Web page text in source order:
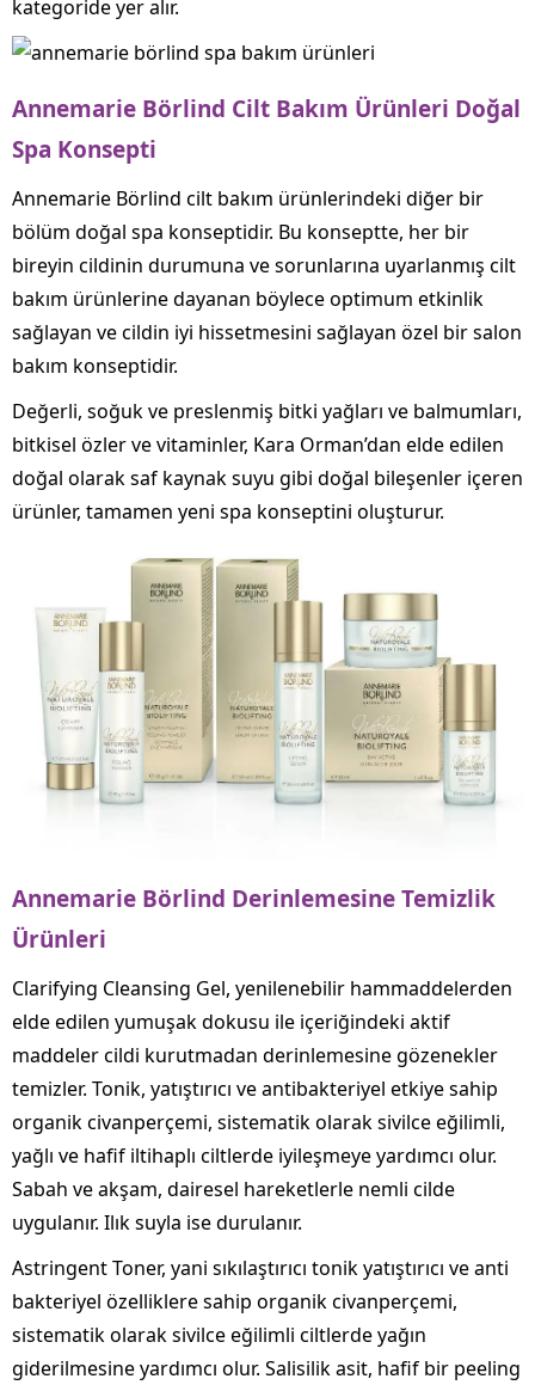
kategoride yer alır.
Annemarie Börlind Cilt Bakım Ürünleri Doğal
Spa Konsepti
Annemarie Börlind cilt bakım ürünlerindeki diğer bir
bölüm doğal spa konseptidir. Bu konseptte, her bir
bireyin cildinin durumuna ve sorunlarına uyarlanmış cilt
bakım ürünlerine dayanan böylece optimum etkinlik
sağlayan ve cildin iyi hissetmesini sağlayan özel bir salon
bakım konseptidir.
Değerli, soğuk ve preslenmiş bitki yağları ve balmumları,
bitkisel özler ve vitaminler, Kara Orman’dan elde edilen
doğal olarak saf kaynak suyu gibi doğal bileşenler içeren
ürünler, tamamen yeni spa konseptini oluşturur.
Annemarie Börlind Derinlemesine Temizlik
Ürünleri
Clarifying Cleansing Gel, yenilenebilir hammaddelerden
elde edilen yumuşak dokusu ile içeriğindeki aktif
maddeler cildi kurutmadan derinlemesine gözenekler
temizler. Tonik, yatıştırıcı ve antibakteriyel etkiye sahip
organik civanperçemi, sistematik olarak sivilce eğilimli,
yağlı ve hafif iltihaplı ciltlerde iyileşmeye yardımcı olur.
Sabah ve akşam, dairesel hareketlerle nemli cilde
uygulanır. Ilık suyla ise durulanır.
Astringent Toner, yani sıkılaştırıcı tonik yatıştırıcı ve anti
bakteriyel özelliklere sahip organik civanperçemi,
sistematik olarak sivilce eğilimli ciltlerde yağın
giderilmesine yardımcı olur. Salisilik asit, hafif bir peeling